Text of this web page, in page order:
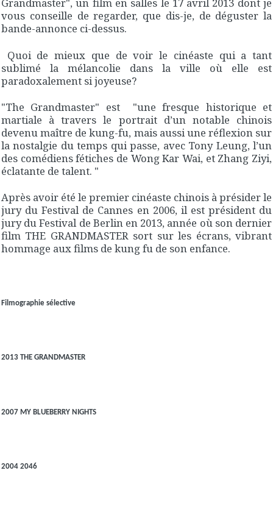
Grandmaster", un film en salles le 17 avril 2013 dont je
vous conseille de regarder, que dis-je, de déguster la
bande-annonce ci-dessus.
Quoi de mieux que de voir le cinéaste qui a tant
sublimé la mélancolie dans la ville où elle est
paradoxalement si joyeuse?
"The Grandmaster" est "une fresque historique et
martiale à travers le portrait d’un notable chinois
devenu maître de kung-fu, mais aussi une réflexion sur
la nostalgie du temps qui passe, avec Tony Leung, l’un
des comédiens fétiches de Wong Kar Wai, et Zhang Ziyi,
éclatante de talent. "
Après avoir été le premier cinéaste chinois à présider le
jury du Festival de Cannes en 2006, il est président du
jury du Festival de Berlin en 2013, année où son dernier
film THE GRANDMASTER sort sur les écrans, vibrant
hommage aux films de kung fu de son enfance.
Filmographie sélective
2013 THE GRANDMASTER
2007 MY BLUEBERRY NIGHTS
2004 2046